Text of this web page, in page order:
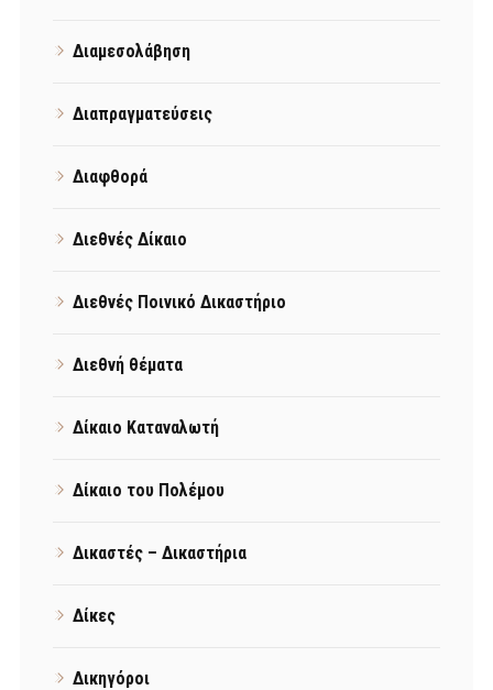
Διαμεσολάβηση
Διαπραγματεύσεις
Διαφθορά
Διεθνές Δίκαιο
Διεθνές Ποινικό Δικαστήριο
Διεθνή θέματα
Δίκαιο Καταναλωτή
Δίκαιο του Πολέμου
Δικαστές – Δικαστήρια
Δίκες
Δικηγόροι